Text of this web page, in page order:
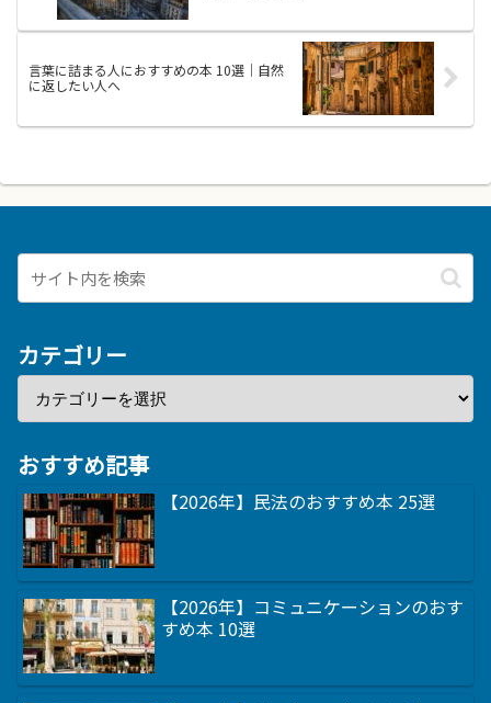
言葉に詰まる人におすすめの本 10選｜自然
に返したい人へ
カテゴリー
おすすめ記事
【2026年】民法のおすすめ本 25選
【2026年】コミュニケーションのおす
すめ本 10選